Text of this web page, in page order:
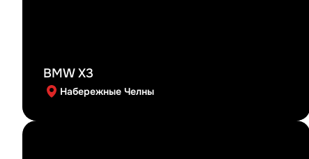
BMW X3
Набережные Челны